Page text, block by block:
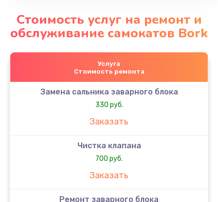
Стоимость услуг на ремонт и
обслуживание самокатов Bork
Услуга
Стоимость ремонта
Замена сальника заварного блока
330 руб.
Заказать
Чистка клапана
700 руб.
Заказать
Ремонт заварного блока